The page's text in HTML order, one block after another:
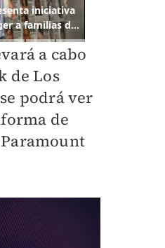
a cabo
de Los
podrá ver
de